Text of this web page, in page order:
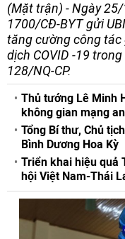
(Mặt trận) - Ngày
1700/CĐ-BYT gửi
tăng cường công tác
dịch COVID -19
128/NQ-CP.
Thủ tướng Lê Minh
không gian mạng
Tổng Bí thư, Chủ
Bình Dương Hoa Kỳ
Triển khai hiệu quả
hội Việt Nam-Thái